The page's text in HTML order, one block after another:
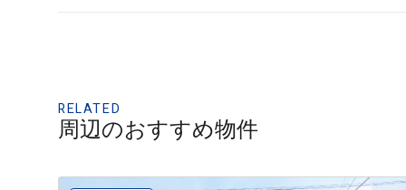
RELATED
周辺のおすすめ物件